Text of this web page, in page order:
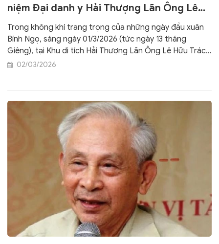
niệm Đại danh y Hải Thượng Lãn Ông Lê
Hữu Trác tại Hà Tĩnh
Trong không khí trang trọng của những ngày đầu xuân
Bính Ngọ, sáng ngày 01/3/2026 (tức ngày 13 tháng
Giêng), tại Khu di tích Hải Thượng Lãn Ông Lê Hữu Trác
(xã Hương Sơn, tỉnh Hà Tĩnh), Hội Đông y Việt Nam đã
truyền thống của những người làm công tác Y dược học
cổ truyền Việt Nam.
02/03/2026